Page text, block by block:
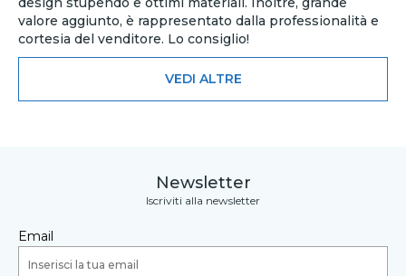
valore aggiunto, è rappresentato dalla professionalità e
cortesia del venditore. Lo consiglio!
VEDI ALTRE
Newsletter
Iscriviti alla newsletter
Email